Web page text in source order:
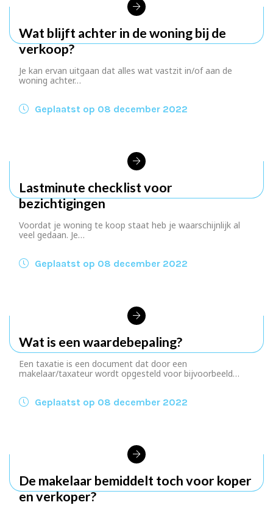
Wat blijft achter in de woning bij de
verkoop?
Je kan ervan uitgaan dat alles wat vastzit in/of aan de
woning achter…
Geplaatst op 08 december 2022
Lastminute checklist voor
bezichtigingen
Voordat je woning te koop staat heb je waarschijnlijk al
veel gedaan. Je…
Geplaatst op 08 december 2022
Wat is een waardebepaling?
Een taxatie is een document dat door een
makelaar/taxateur wordt opgesteld voor bijvoorbeeld…
Geplaatst op 08 december 2022
De makelaar bemiddelt toch voor koper
en verkoper?